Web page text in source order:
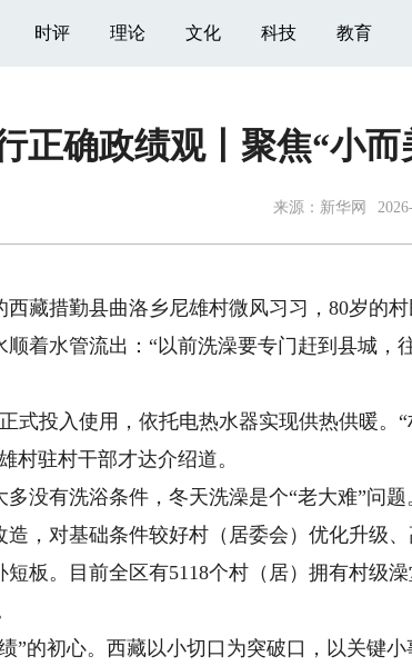
时评 理论 文化 科技 教育
正确政绩观丨聚焦“小
来源： 新华网
藏措勤县曲洛乡尼雄村微风习习，80岁的村
着水管流出：“以前洗澡要专门赶到县城，
投入使用，依托电热水器实现供热供暖。“
村驻村干部才达介绍道。
有洗浴条件，冬天洗澡是个“老大难”问题
，对基础条件较好村（居委会）优化升级
板。目前全区有5118个村（居）拥有村级
初心。西藏以小切口为突破口，以关键小